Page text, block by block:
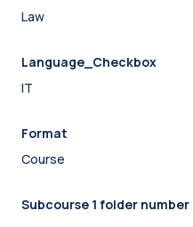
Law
Language_Checkbox
IT
Format
Course
Subcourse 1 folder number